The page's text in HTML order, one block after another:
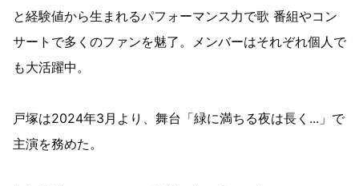
と経験値から生まれるパフォーマンス力で歌 番組やコン
サートで多くのファンを魅了。メンバーはそれぞれ個人で
も大活躍中。
戸塚は2024年3月より、舞台「緑に満ちる夜は長く...」で
主演を務めた。